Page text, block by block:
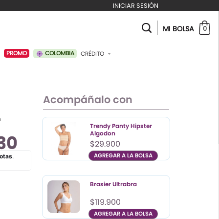
INICIAR SESIÓN
PROMO COLOMBIA CRÉDITO
MI BOLSA 0
Acompáñalo con
Trendy Panty Hipster
Algodon
$29.900
Color
S
L
Talla
AGREGAR A LA BOLSA
Brasier Ultrabra
$119.900
AGREGAR A LA BOLSA